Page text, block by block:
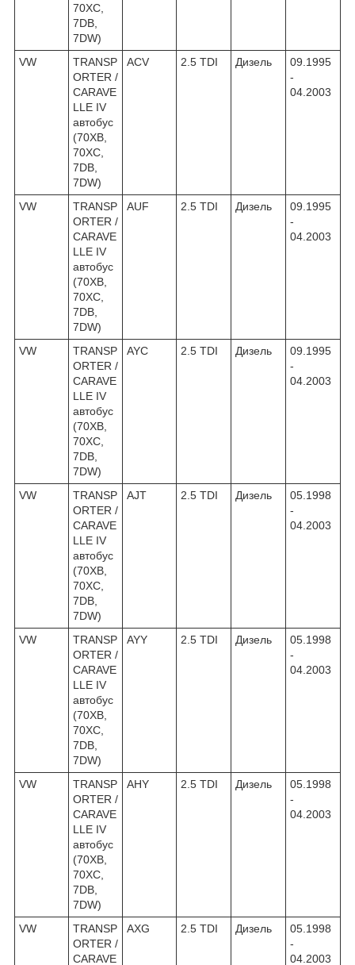
70XC,
7DB,
7DW)
VW
TRANSP
ORTER /
CARAVE
LLE IV
автобус
(70XB,
70XC,
7DB,
7DW)
ACV 2.5 TDI Дизель
09.1995
-
04.2003
VW
TRANSP
ORTER /
CARAVE
LLE IV
автобус
(70XB,
70XC,
7DB,
7DW)
AUF 2.5 TDI Дизель
09.1995
-
04.2003
VW
TRANSP
ORTER /
CARAVE
LLE IV
автобус
(70XB,
70XC,
7DB,
7DW)
AYC 2.5 TDI Дизель
09.1995
-
04.2003
VW
TRANSP
ORTER /
CARAVE
LLE IV
автобус
(70XB,
70XC,
7DB,
7DW)
AJT 2.5 TDI Дизель
05.1998
-
04.2003
VW
TRANSP
ORTER /
CARAVE
LLE IV
автобус
(70XB,
70XC,
7DB,
7DW)
AYY 2.5 TDI Дизель
05.1998
-
04.2003
VW
TRANSP
ORTER /
CARAVE
LLE IV
автобус
(70XB,
70XC,
7DB,
7DW)
AHY 2.5 TDI Дизель
05.1998
-
04.2003
VW
TRANSP
ORTER /
CARAVE
AXG 2.5 TDI Дизель
05.1998
-
04.2003